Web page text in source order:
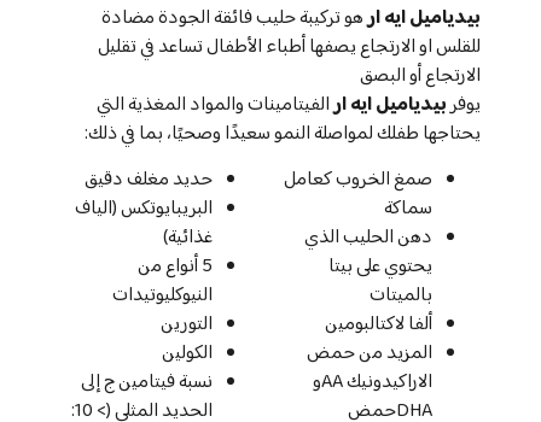
بيدياميل ايه ارهو تركيبة حليب فائقة الجودة مضادة
للقلس او الارتجاع يصفها أطباء الأطفال تساعد في تقليل
الارتجاع أو البصق
يوفربيدياميل ايه ارالفيتامينات والمواد المغذية التي
يحتاجها طفلك لمواصلة النمو سعيدًا وصحيًا، بما في ذلك:
صمغ الخروب كعامل
سماكة
دهن الحليب الذي
يحتوي على بيتا
بالميتات
ألفا لاكتالبومين
المزيد من حمض
الاراكيدونيك AAو
DHAحمض
حديد مغلف دقيق
البريبايوتكس (الياف
غذائية)
5 أنواع من
النيوكليوتيدات
التورين
الكولين
نسبة فيتامين ج إلى
الحديد المثلى (> 10: